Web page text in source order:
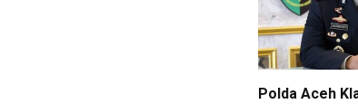
Polda Aceh